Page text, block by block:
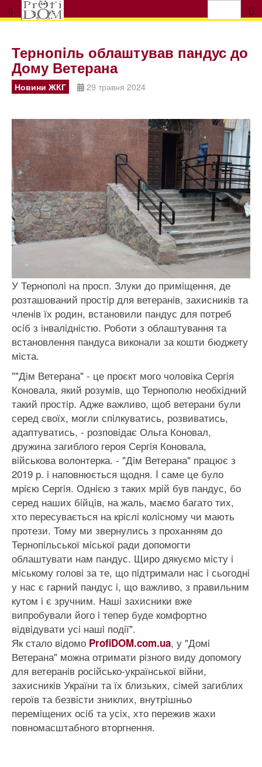
Тернопiль облаштував пандус до
Дому Ветерана
Новини ЖКГ 29 травня 2024
У Тернополi на просп. Злуки до примiщення, де
розташований простiр для ветеранiв, захисникiв та
членiв їх родин, встановили пандус для потреб
осiб з iнвалiднiстю. Роботи з облаштування та
встановлення пандуса виконали за кошти бюджету
мiста.
""Дiм Ветерана" - це проєкт мого чоловiка Сергiя
Коновала, який розумiв, що Тернополю необхiдний
такий простiр. Адже важливо, щоб ветерани були
серед своїх, могли спiлкуватись, розвиватись,
адаптуватись, - розповiдає Ольга Коновал,
дружина загиблого героя Сергiя Коновала,
вiйськова волонтерка. - "Дiм Ветерана" працює з
2019 р. i наповнюється щодня. I саме це було
мрiєю Сергiя. Однiєю з таких мрiй був пандус, бо
серед наших бiйцiв, на жаль, маємо багато тих,
хто пересувається на крiслi колiсному чи мають
протези. Тому ми звернулись з проханням до
Тернопiльської мiської ради допомогти
облаштувати нам пандус. Щиро дякуємо мiсту i
мiському головi за те, що пiдтримали нас i сьогоднi
у нас є гарний пандус i, що важливо, з правильним
кутом i є зручним. Нашi захисники вже
випробували його i тепер буде комфортно
вiдвiдувати усi нашi подiї".
Як стало вiдомо ProfiDOM.com.ua, у "Домi
Ветерана" можна отримати рiзного виду допомогу
для ветеранiв росiйсько-української вiйни,
захисникiв України та їх близьких, сiмей загиблих
героїв та безвiсти зниклих, внутрiшньо
перемiщених осiб та усiх, хто пережив жахи
повномасштабного вторгнення.